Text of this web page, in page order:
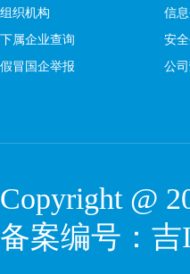
组织机构
下属企业查询
假冒国企举报
信
安
公
Copyright @
备案编号： 吉